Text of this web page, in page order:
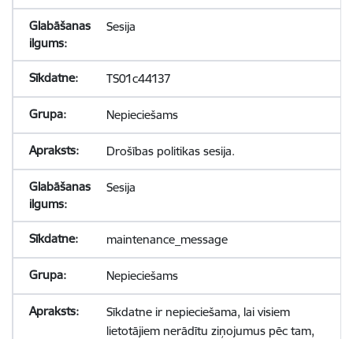
Sesija
TS01c44137
Nepieciešams
Drošības politikas sesija.
Sesija
maintenance_message
Nepieciešams
Sīkdatne ir nepieciešama, lai visiem
lietotājiem nerādītu ziņojumus pēc tam,